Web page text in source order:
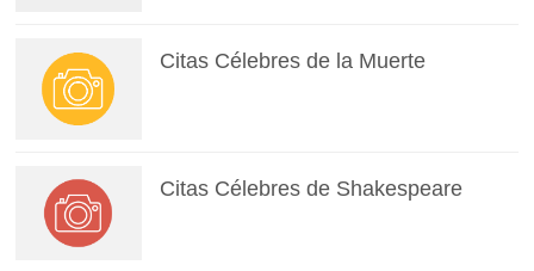
Citas Célebres de la Muerte
Citas Célebres de Shakespeare